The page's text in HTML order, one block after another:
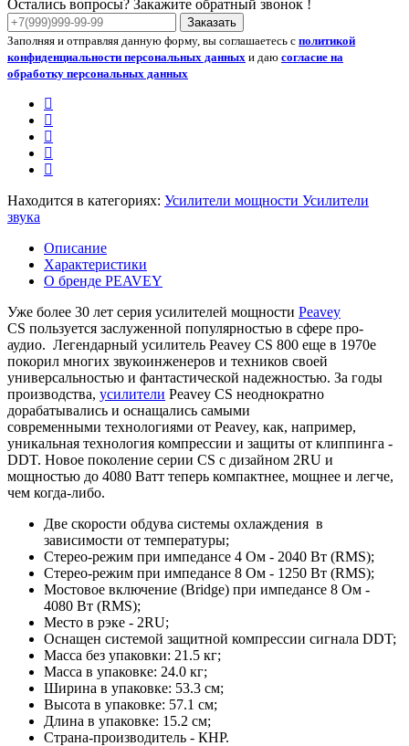
Остались вопросы? Закажите обратный звонок !
Заказать
Заполняя и отправляя данную форму, вы соглашаетесь с политикой
конфиденциальности персональных данных и даю согласие на
обработку персональных данных
Находится в категориях: Усилители мощности Усилители
звука
Описание
Характеристики
О бренде PEAVEY
Уже более 30 лет серия усилителей мощности Peavey
CS пользуется заслуженной популярностью в сфере про-
аудио. Легендарный усилитель Peavey CS 800 еще в 1970е
покорил многих звукоинженеров и техников своей
универсальностью и фантастической надежностью. За годы
производства, усилители Peavey CS неоднократно
дорабатывались и оснащались самыми
современными технологиями от Peavey, как, например,
уникальная технология компрессии и защиты от клиппинга -
DDT. Новое поколение серии CS с дизайном 2RU и
мощностью до 4080 Ватт теперь компактнее, мощнее и легче,
чем когда-либо.
Две скорости обдува системы охлаждения в
зависимости от температуры;
Стерео-режим при импедансе 4 Ом - 2040 Вт (RMS);
Стерео-режим при импедансе 8 Ом - 1250 Вт (RMS);
Мостовое включение (Bridge) при импедансе 8 Ом -
4080 Вт (RMS);
Место в рэке - 2RU;
Оснащен системой защитной компрессии сигнала DDT;
Масса без упаковки: 21.5 кг;
Масса в упаковке: 24.0 кг;
Ширина в упаковке: 53.3 см;
Высота в упаковке: 57.1 см;
Длина в упаковке: 15.2 см;
Страна-производитель - КНР.